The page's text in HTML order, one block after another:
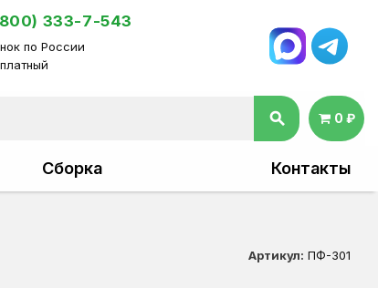
333-7-543
по России
search 0 ₽
Сборка Контакты
Артикул: ПФ-301